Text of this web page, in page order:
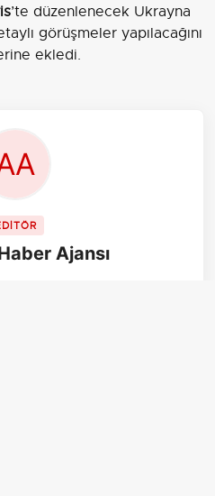
’te düzenlenecek Ukrayna
görüşmeler yapılacağını
ekledi.
Ajansı